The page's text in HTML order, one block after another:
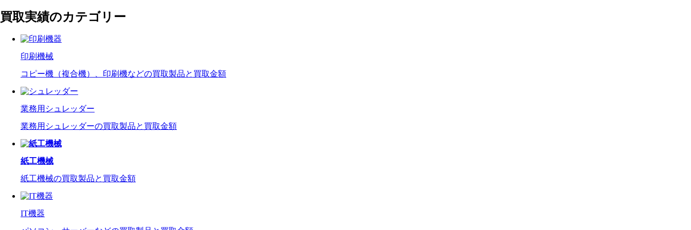
買取実績のカテゴリー
印刷機械
コピー機（複合機）、印刷機などの買取製品と買取金額
業務用シュレッダー
業務用シュレッダーの買取製品と買取金額
紙工機械
紙工機械の買取製品と買取金額
IT機器